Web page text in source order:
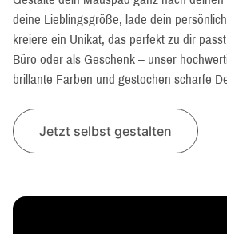
deine Lieblingsgröße, lade dein
kreiere ein Unikat, das perfekt zu dir
Büro oder als Geschenk – unser
brillante Farben und gestochen scharfe
Jetzt selbst gestalten